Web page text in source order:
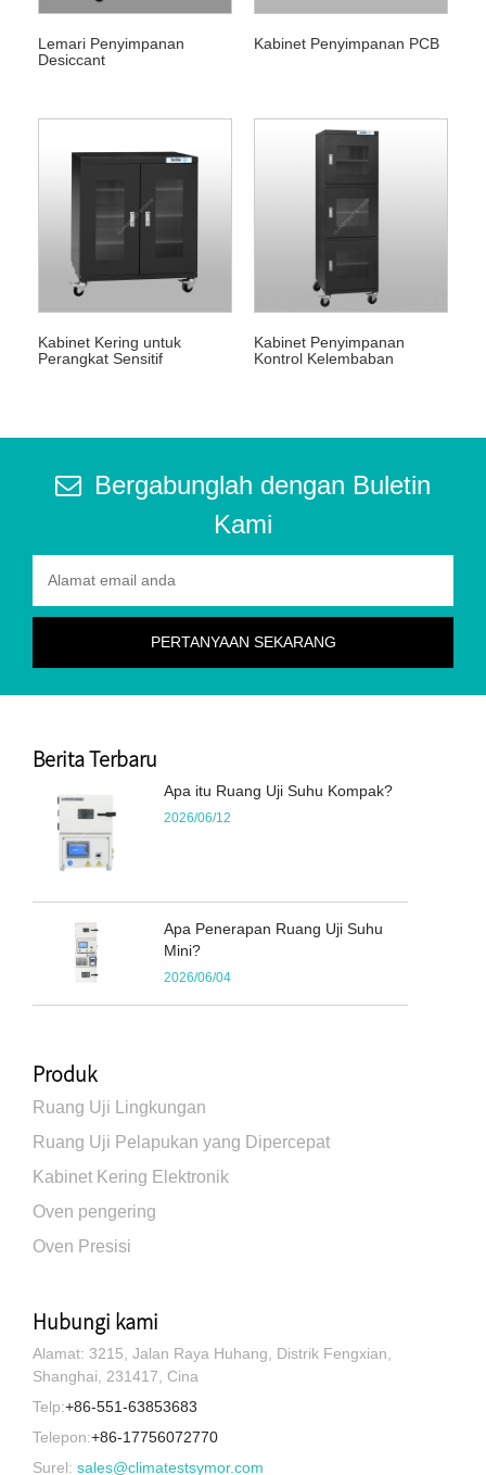
Lemari Penyimpanan
Desiccant
Kabinet Penyimpanan PCB
Kabinet Kering untuk
Perangkat Sensitif
Kabinet Penyimpanan
Kontrol Kelembaban
Bergabunglah dengan Buletin
Kami
Berita Terbaru
Apa itu Ruang Uji Suhu Kompak?
2026/06/12
Apa Penerapan Ruang Uji Suhu
Mini?
2026/06/04
Produk
Ruang Uji Lingkungan
Ruang Uji Pelapukan yang Dipercepat
Kabinet Kering Elektronik
Oven pengering
Oven Presisi
Hubungi kami
Alamat: 3215, Jalan Raya Huhang, Distrik Fengxian,
Shanghai, 231417, Cina
Telp:+86-551-63853683
Telepon:+86-17756072770
Surel: sales@climatestsymor.com